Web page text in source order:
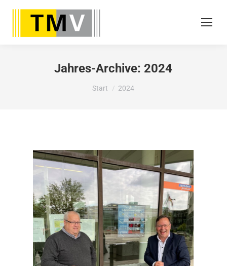
Jahres-Archive: 2024
Sie befinden sich hier:
Start 2024